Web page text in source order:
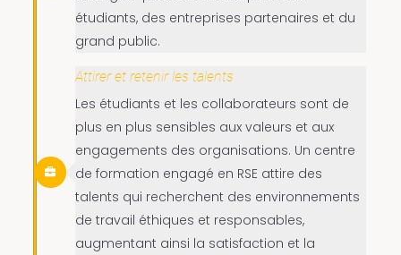
étudiants, des entreprises partenaires et du
grand public.
Attirer et retenir les talents
Les étudiants et les collaborateurs sont de
plus en plus sensibles aux valeurs et aux
engagements des organisations. Un centre
de formation engagé en RSE attire des
talents qui recherchent des environnements
de travail éthiques et responsables,
augmentant ainsi la satisfaction et la